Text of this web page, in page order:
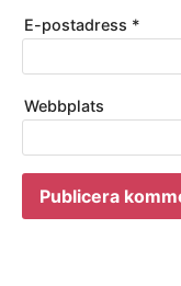
E-postadress *
Webbplats